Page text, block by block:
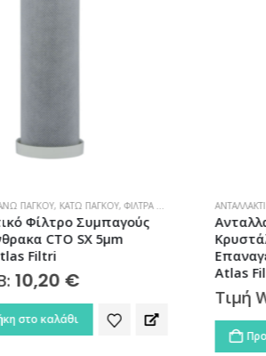
ΑΝΤΑΛΛΑΚΤΙΚΆ,ΚΕΝΤΡΙΚΉΣ ΠΑΡΟΧΉΣ ΦΊΛΤΡΑ ΝΕΡΟΎ
Ανταλλακτικό Φίλτρο Νερού
Κρυστάλλων Χαλαζία
Επαναγεμιζόμενo HA-10 SX ≈900gr
Atlas Filtri
Προσθήκη στο καλάθι